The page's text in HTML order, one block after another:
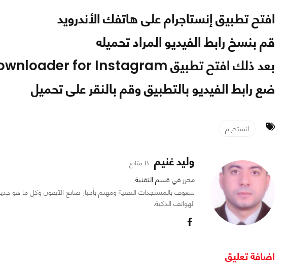
افتح تطبيق إنستاجرام على هاتفك الأندرويد
قم بنسخ رابط الفيديو المراد تحميله
بعد ذلك افتح تطبيق Video Downloader for Instagram
ضع رابط الفيديو بالتطبيق وقم بالنقر على تحميل
انستجرام
وليد غنيم 8 متابع
محرر في قسم التقنية
شغوف بالمستجدات التقنية ومهتم بأخبار صانع الآيفون وكل ما هو
الهواتف الذكية.
اضافة تعليق